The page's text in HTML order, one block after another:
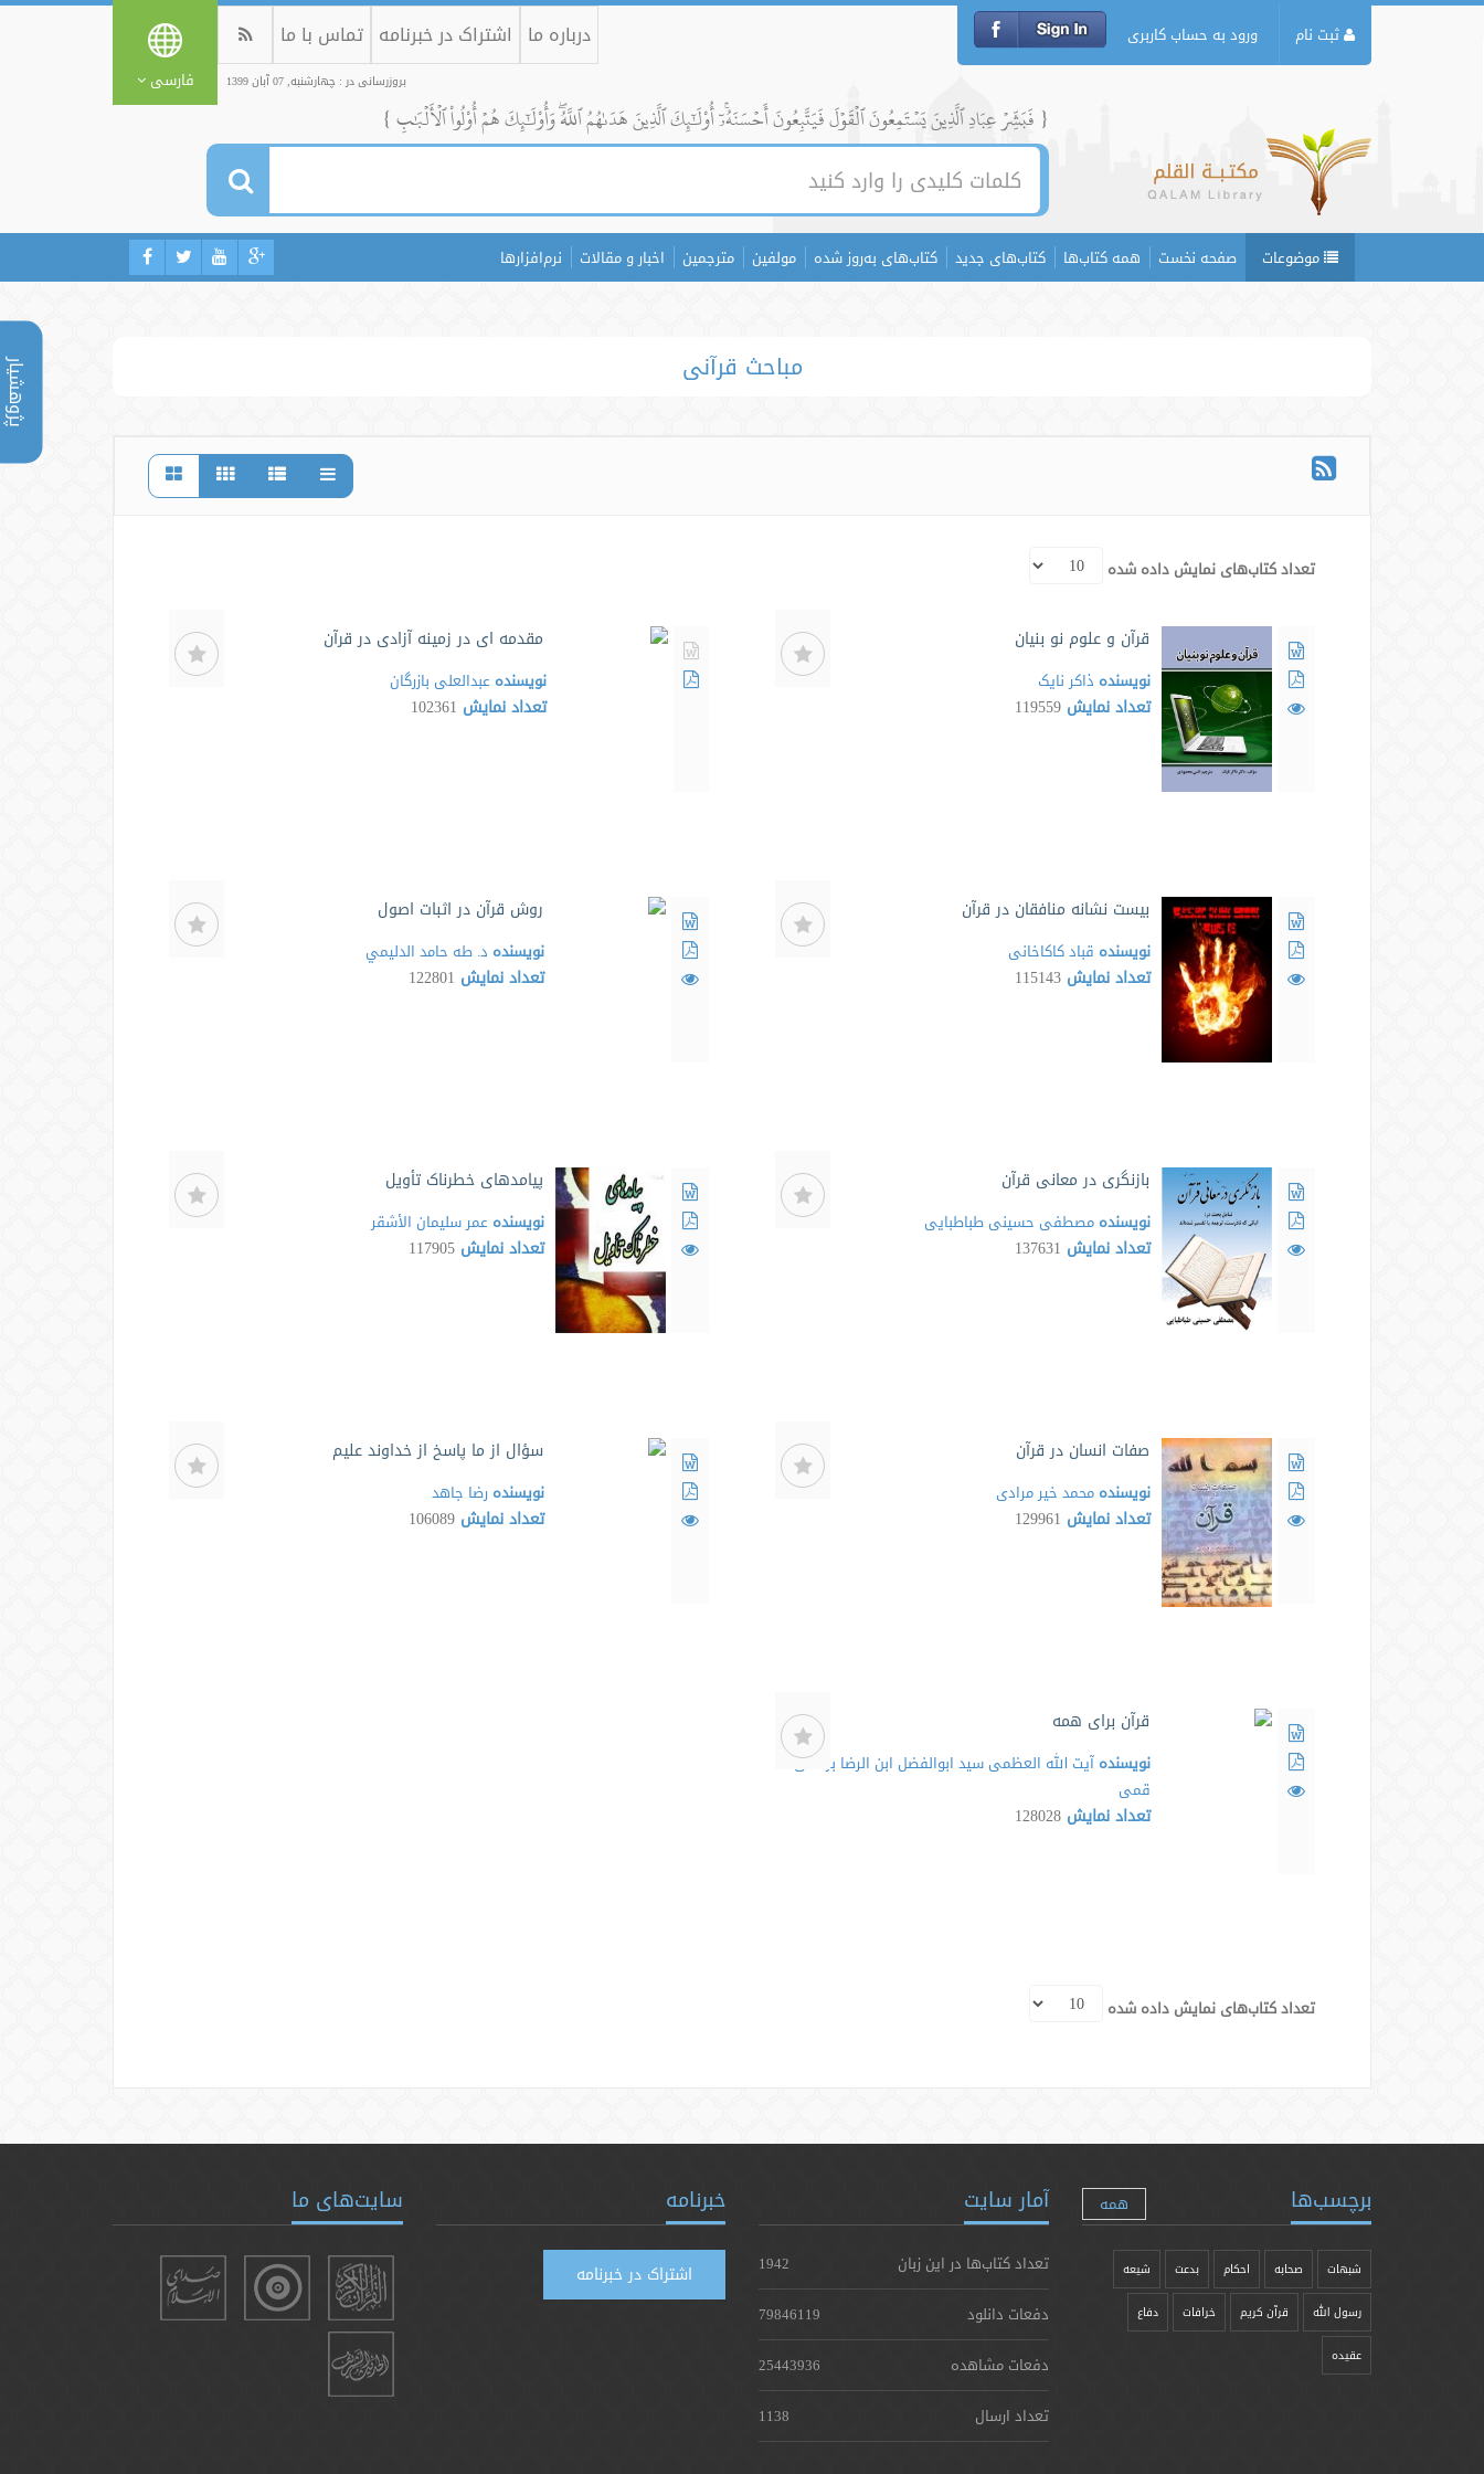
پژوهشیار
ثبت نام ورود به حساب کاربری درباره ما اشتراک در خبرنامه تماس با ما
بروزرسانی در : چهارشنبه, 07 آبان 1399 فارسی
{ فَبَشِّرۡ عِبَادِ ٱلَّذِينَ يَسۡتَمِعُونَ ٱلۡقَوۡلَ فَيَتَّبِعُونَ أَحۡسَنَهُۥٓۚ أُوْلَٰٓئِكَ ٱلَّذِينَ هَدَىٰهُمُ ٱللَّهُۖ وَأُوْلَٰٓئِكَ هُمۡ أُوْلُواْ ٱلۡأَلۡبَٰبِ }
موضوعات صفحه نخست همه کتاب‌ها کتاب‌های جدید کتاب‌های به‌روز شده مولفین مترجمین اخبار و مقالات نرم‌افزارها
مباحث قرآنی
تعداد کتاب‌های نمایش داده شده
قرآن و علوم نو بنیان
نویسنده ذاکر نایک
تعداد نمایش 119559
مقدمه ای در زمینه آزادی در قرآن
نویسنده عبدالعلی بازرگان
تعداد نمایش 102361
بیست نشانه منافقان در قرآن
نویسنده قباد کاکاخانی
تعداد نمایش 115143
روش قرآن در اثبات اصول
نویسنده د. طه حامد الدليمي
تعداد نمایش 122801
بازنگری در معانی قرآن
نویسنده مصطفی حسینی طباطبایی
تعداد نمایش 137631
پیامدهای خطرناک تأویل
نویسنده عمر سلیمان الأشقر
تعداد نمایش 117905
صفات انسان در قرآن
نویسنده محمد خیر مرادی
تعداد نمایش 129961
سؤال از ما پاسخ از خداوند علیم
نویسنده رضا جاهد
تعداد نمایش 106089
قرآن برای همه
نویسنده آیت الله العظمی سید ابوالفضل ابن الرضا برقعی
قمی
تعداد نمایش 128028
تعداد کتاب‌های نمایش داده شده
برچسب‌ها همه
شبهات صحابه احکام بدعت شیعه
رسول الله قرآن کریم خرافات دفاع
عقیده
آمار سایت
تعداد کتاب‌ها در این زبان
1942
دفعات دانلود
79846119
دفعات مشاهده
25443936
تعداد ارسال
1138
خبرنامه
اشتراک در خبرنامه
سایت‌های ما